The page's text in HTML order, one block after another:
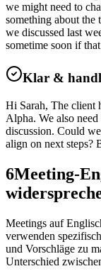
we might need to
something about the
we discussed last
sometime soon if
Klar &
Hi Sarah, The client
Alpha. We also
discussion. Could
align on next steps?
6Meeting-
Meetings auf
verwenden
und Vorschläge zu
Unterschied